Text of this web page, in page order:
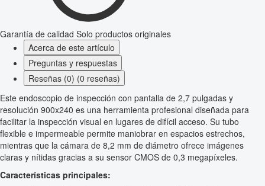
Garantía de calidad Solo productos originales
Acerca de este artículo
Preguntas y respuestas
Reseñas (0) (0 reseñas)
Este endoscopio de inspección con pantalla de 2,7 pulgadas y
resolución 900x240 es una herramienta profesional diseñada para
facilitar la inspección visual en lugares de difícil acceso. Su tubo
flexible e impermeable permite maniobrar en espacios estrechos,
mientras que la cámara de 8,2 mm de diámetro ofrece imágenes
claras y nítidas gracias a su sensor CMOS de 0,3 megapíxeles.
Características principales: